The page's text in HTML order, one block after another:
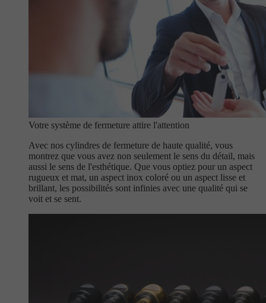
Votre système de fermeture attire l'attention
Avec nos cylindres de fermeture de haute qualité, vous
montrez que vous avez non seulement le sens du détail, mais
aussi le sens de l'esthétique. Que vous optiez pour un aspect
rugueux et mat, un aspect inox coloré ou un aspect lisse et
brillant, les possibilités sont infinies avec une qualité qui se
voit et se sent.